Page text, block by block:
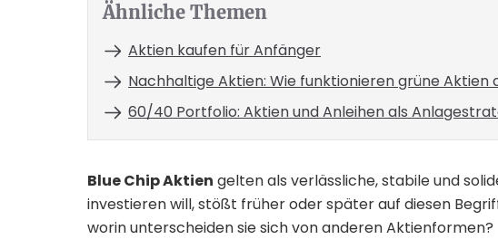
Ähnliche Themen
Aktien kaufen für Anfänger
Nachhaltige Aktien: Wie funktionieren grüne Aktien
60/40 Portfolio: Aktien und Anleihen als
Blue Chip Aktien gelten als verlässliche, stabile und
investieren will, stößt früher oder später auf diesen
worin unterscheiden sie sich von anderen Aktienformen?